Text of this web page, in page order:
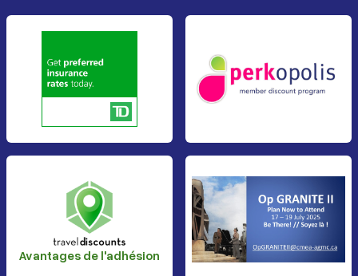
Avantages de l'adhésion